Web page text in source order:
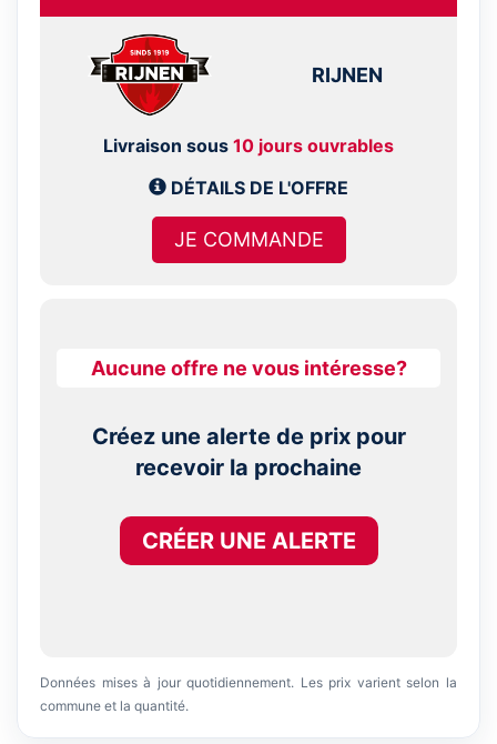
RIJNEN
Livraison sous 10 jours ouvrables
DÉTAILS DE L'OFFRE
JE COMMANDE
Aucune offre ne vous intéresse?
Créez une alerte de prix pour
recevoir la prochaine
CRÉER UNE ALERTE
Données mises à jour quotidiennement. Les prix varient selon la
commune et la quantité.